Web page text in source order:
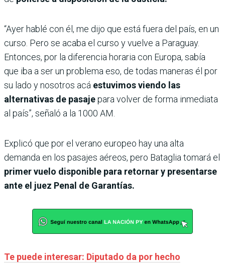
“Ayer hablé con él, me dijo que está fuera del país, en un
curso. Pero se acaba el curso y vuelve a Paraguay.
Entonces, por la diferencia horaria con Europa, sabía
que iba a ser un problema eso, de todas maneras él por
su lado y nosotros acá estuvimos viendo las
alternativas de pasajepara volver de forma inmediata
al país”, señaló a la 1000 AM.
Explicó que por el verano europeo hay una alta
demanda en los pasajes aéreos, pero Bataglia tomará el
primer vuelo disponible para retornar y presentarse
ante el juez Penal de Garantías.
Te puede interesar: Diputado da por hecho